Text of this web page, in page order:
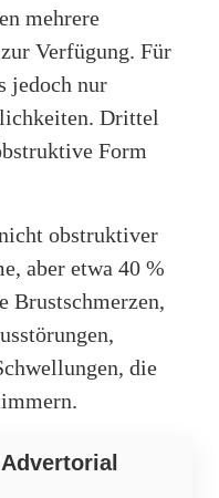
mehrere
Verfügung. Für
jedoch nur
Drittel
Form
obstruktiver
aber etwa 40 %
Brustschmerzen,
die